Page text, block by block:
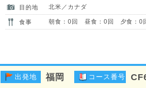
目的地 北米／カナダ
食事 朝食：0回 昼食：0回 夕食：0
出発地 福岡 コース番号